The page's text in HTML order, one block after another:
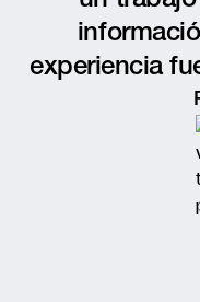
experiencia